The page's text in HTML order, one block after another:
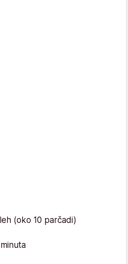
(oko 10 parčadi)